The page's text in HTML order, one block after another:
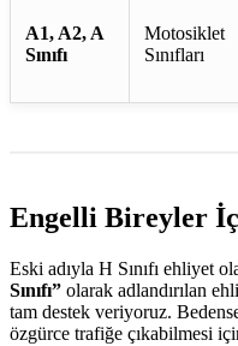
A1, A2, A
Sınıfı
Motosiklet
Sınıfları
Engelli Bireyler
Eski adıyla H Sınıfı ehliyet
Sınıfı” olarak adlandırılan
tam destek veriyoruz.
özgürce trafiğe çıkabilmesi